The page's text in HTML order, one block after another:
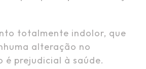
totalmente indolor, que
alteração no
é prejudicial à saúde.